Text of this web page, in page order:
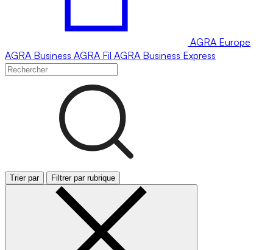
AGRA Europe
AGRA Business AGRA Fil AGRA Business Express
Trier par Filtrer par rubrique